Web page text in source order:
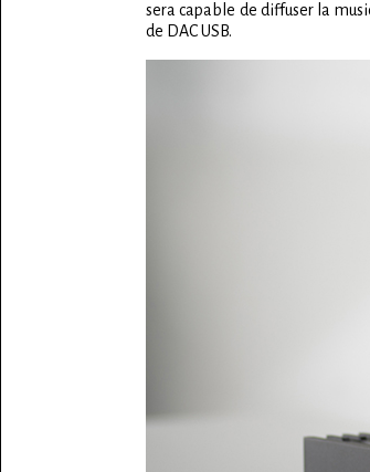
sera capable de diffuser la
de DAC USB.